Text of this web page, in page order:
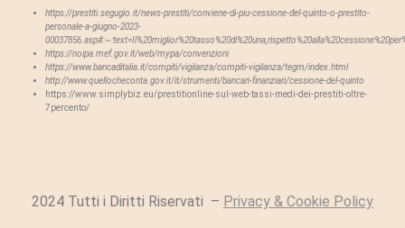
https://prestiti.segugio.it/news-prestiti/conviene-di-piu-cessione-del-quinto-o-prestito-
personale-a-giugno-2023-
https://noipa.mef.gov.it/web/mypa/convenzioni
https://www.bancaditalia.it/compiti/vigilanza/compiti-vigilanza/tegm/index.html
http://www.quellocheconta.gov.it/it/strumenti/bancari-finanziari/cessione-del-quinto
https://www.simplybiz.eu/prestitionline-sul-web-tassi-medi-dei-prestiti-oltre-
7percento/
2024 Tutti i Diritti Riservati – Privacy & Cookie Policy